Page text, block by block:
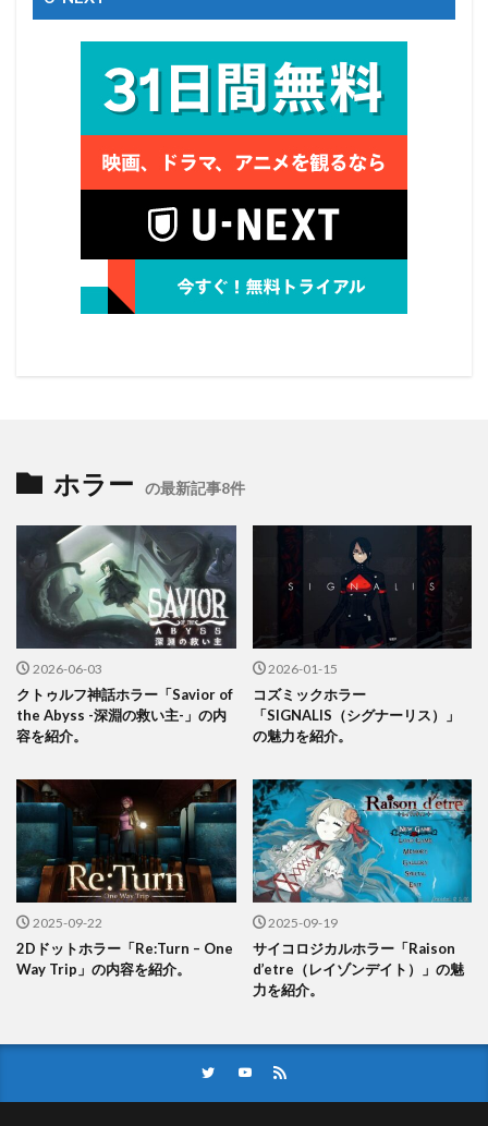
ホラー の最新記事8件
2026-06-03
クトゥルフ神話ホラー「Savior of
the Abyss -深淵の救い主-」の内
容を紹介。
2026-01-15
コズミックホラー
「SIGNALIS（シグナーリス）」
の魅力を紹介。
2025-09-22
2Dドットホラー「Re:Turn – One
Way Trip」の内容を紹介。
2025-09-19
サイコロジカルホラー「Raison
d’etre（レイゾンデイト）」の魅
力を紹介。